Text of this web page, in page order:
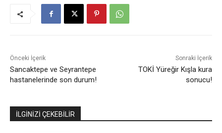
Önceki İçerik
Sancaktepe ve Seyrantepe
hastanelerinde son durum!
Sonraki İçerik
TOKİ Yüreğir Kışla kura
sonucu!
İLGİNİZİ ÇEKEBİLİR